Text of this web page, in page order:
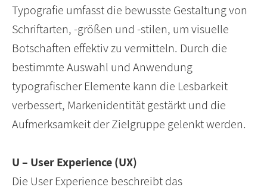
Typografie umfasst die bewusste Gestaltung von
Schriftarten, -größen und -stilen, um visuelle
Botschaften effektiv zu vermitteln. Durch die
bestimmte Auswahl und Anwendung
typografischer Elemente kann die Lesbarkeit
verbessert, Markenidentität gestärkt und die
Aufmerksamkeit der Zielgruppe gelenkt werden.
U – User Experience (UX)
Die User Experience beschreibt das